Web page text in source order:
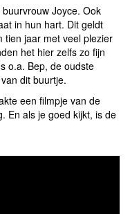
Joyce. Ook
in hun hart. Dit geldt
tien jaar met veel plezier
het hier zelfs zo fijn
o.a. Bep, de oudste
dit buurtje.
een filmpje van de
En als je goed kijkt, is de